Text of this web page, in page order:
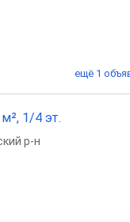
ещё 1
1/4 эт.
р-н